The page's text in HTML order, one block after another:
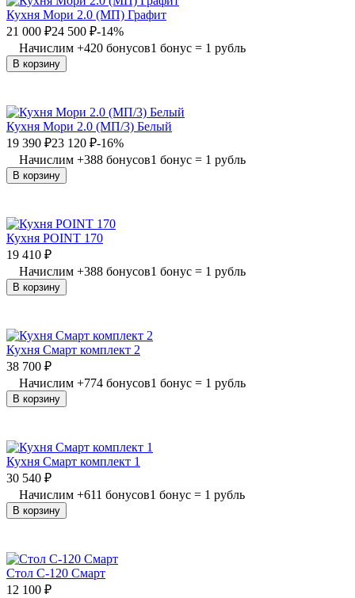
Кухня Мори 2.0 (МП) Графит
21 000 ₽24 500 ₽-14%
Начислим +420 бонусов1 бонус = 1 рубль
В корзину
Кухня Мори 2.0 (МП/3) Белый
19 390 ₽23 120 ₽-16%
Начислим +388 бонусов1 бонус = 1 рубль
В корзину
Кухня POINT 170
19 410 ₽
Начислим +388 бонусов1 бонус = 1 рубль
В корзину
Кухня Смарт комплект 2
38 700 ₽
Начислим +774 бонусов1 бонус = 1 рубль
В корзину
Кухня Смарт комплект 1
30 540 ₽
Начислим +611 бонусов1 бонус = 1 рубль
В корзину
Стол С-120 Смарт
12 100 ₽